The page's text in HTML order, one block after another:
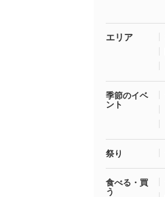
エリア
季節のイベ
ント
祭り
食べる・買
う